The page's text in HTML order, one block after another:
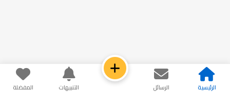
الرئيسية الرسائل التنبيهات المفضلة